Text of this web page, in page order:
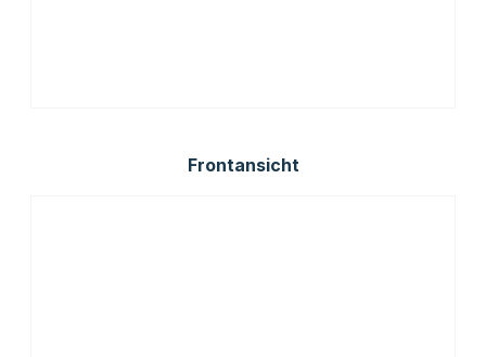
Frontansicht